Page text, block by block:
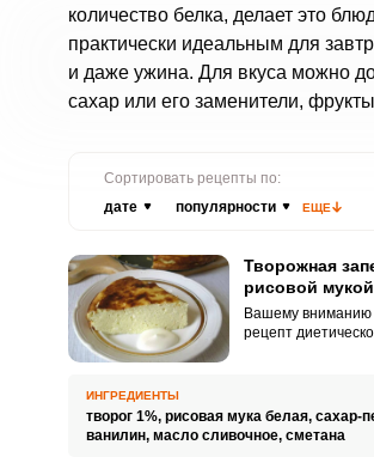
количество белка, делает это
практически идеальным для
и даже ужина. Для вкуса можно
сахар или его заменители,
Сортировать рецепты по:
дате
популярности ЕЩЕ
Творожная
рисовой мукой
Вашему вниманию
рецепт
количество
получается
полезной.
ИНГРЕДИЕНТЫ
творог 1%, рисовая мука белая, сахар-
ванилин, масло сливочное, сметана